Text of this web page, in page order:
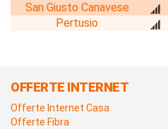
San Giusto Canavese
Pertusio
OFFERTE INTERNET
Offerte Internet Casa
Offerte Fibra